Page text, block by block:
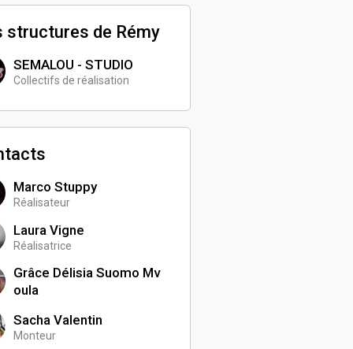
structures de Rémy
SEMALOU - STUDIO
Collectifs de réalisation
Marco Stuppy
Réalisateur
Laura Vigne
Réalisatrice
Grâce Délisia Suomo Mv
oula
Sacha Valentin
Monteur